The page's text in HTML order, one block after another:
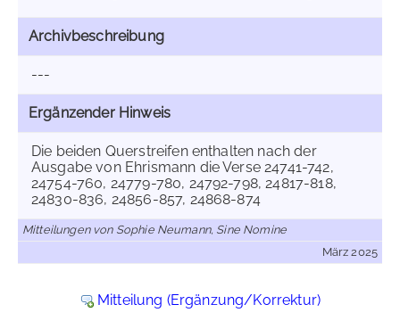
Archivbeschreibung
---
Ergänzender Hinweis
Die beiden Querstreifen enthalten nach der
Ausgabe von Ehrismann die Verse 24741-742,
24754-760, 24779-780, 24792-798, 24817-818,
24830-836, 24856-857, 24868-874
Mitteilungen von Sophie Neumann, Sine Nomine
März 2025
Mitteilung (Ergänzung/Korrektur)